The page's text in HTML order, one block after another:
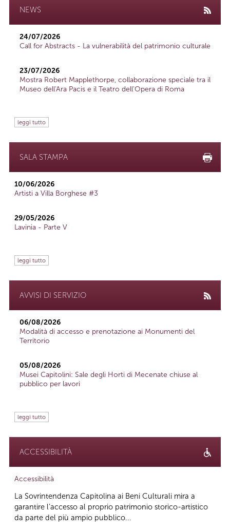
NEWS
24/07/2026
Call for Abstracts - La vulnerabilità del patrimonio culturale
23/07/2026
Mostra Robert Mapplethorpe, collaborazione speciale tra il
Museo dell'Ara Pacis e il Teatro dell'Opera di Roma
leggi tutto
SALA STAMPA
10/06/2026
Artisti a Villa Borghese #3
29/05/2026
Lavinia - Parte V
leggi tutto
AVVISI DI SERVIZIO
06/08/2026
Modalità di accesso e prenotazione ai Monumenti del
Territorio
05/08/2026
Musei Capitolini: Sale degli Horti di Mecenate chiuse al
pubblico per lavori
leggi tutto
ACCESSIBILITÀ
Accessibilità
La Sovrintendenza Capitolina ai Beni Culturali mira a
garantire l’accesso al proprio patrimonio storico-artistico
da parte del più ampio pubblico...